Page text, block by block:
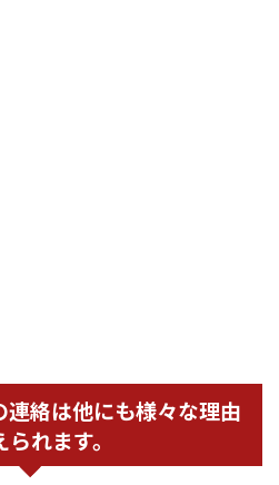
絡は他にも様々な理由
れます。